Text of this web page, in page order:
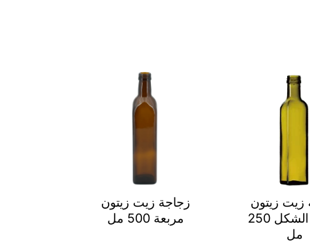
زيت زيتون
مربعة الشكل 250
مل
زجاجة زيت زيتون
مربعة 500 مل